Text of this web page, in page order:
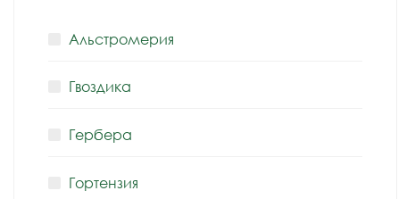
Альстромерия
Гвоздика
Гербера
Гортензия